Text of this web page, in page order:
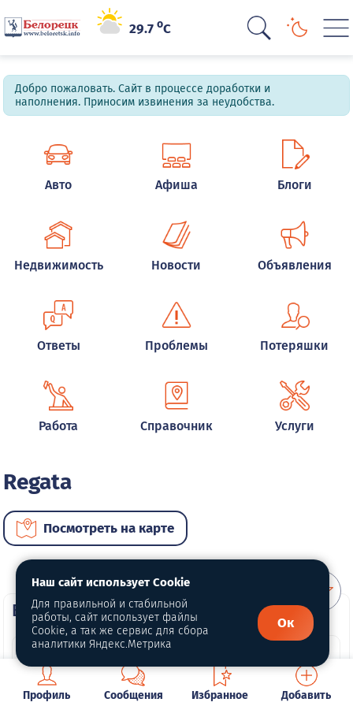
29.7oC
Добро пожаловать. Сайт в процессе доработки и
наполнения. Приносим извинения за неудобства.
Авто Афиша Блоги
Недвижимость Новости Объявления
Ответы Проблемы Потеряшки
Работа Справочник Услуги
Regata
Посмотреть на карте
ВИП автомобили
Профиль Сообщения Избранное Добавить
Наш сайт использует Cookie
Для правильной и стабильной
работы, сайт использует файлы
Cookie, а так же сервис для сбора
аналитики Яндекс.Метрика
Ок